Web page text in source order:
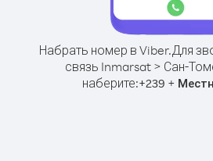
Набрать номер в Viber.Для
связь Inmarsat > Сан-
наберите:+239 +